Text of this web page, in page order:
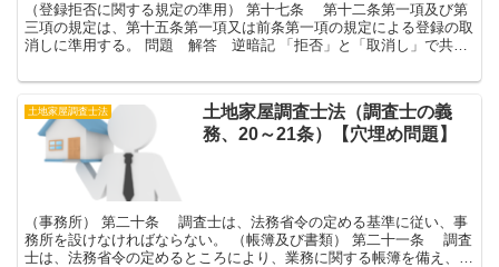
（登録拒否に関する規定の準用） 第十七条 第十二条第一項及び第
三項の規定は、第十五条第一項又は前条第一項の規定による登録の取
消しに準用する。 問題 解答 逆暗記 「拒否」と「取消し」で共通
土地家屋調査士法
土地家屋調査士法（調査士の義
務、20～21条）【穴埋め問題】
（事務所） 第二十条 調査士は、法務省令の定める基準に従い、事
務所を設けなければならない。 （帳簿及び書類） 第二十一条 調査
士は、法務省令の定めるところにより、業務に関する帳簿を備え、且